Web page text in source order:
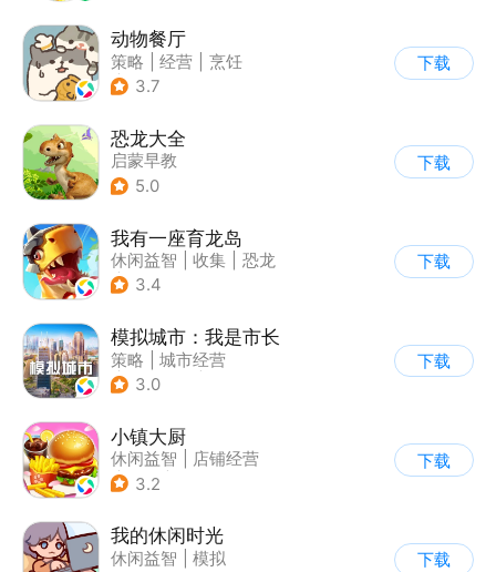
动物餐厅
策略 经营
烹饪
| 宠物
3.7
下载
恐龙大全
启蒙早教
5.0
下载
我有一座育龙岛
休闲益智 收集
恐龙
| 宠物养成
3.4
下载
模拟城市：我是市长
策略
城市经营
| 模拟城市
3.0
下载
小镇大厨
休闲益智
店铺经营
| 美食
3.2
下载
我的休闲时光
休闲益智
模拟
下载